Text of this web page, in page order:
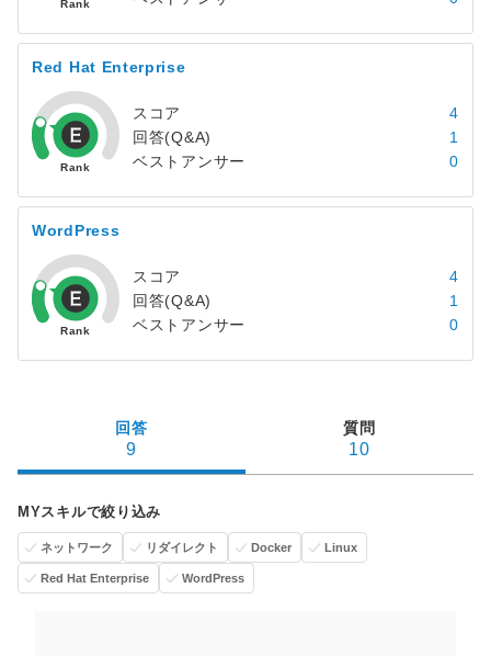
Red Hat Enterprise
スコア
4
回答(Q&A)
1
ベストアンサー
0
WordPress
スコア
4
回答(Q&A)
1
ベストアンサー
0
回答
9
質問
10
MYスキルで絞り込み
ネットワーク リダイレクト Docker Linux
Red Hat Enterprise WordPress